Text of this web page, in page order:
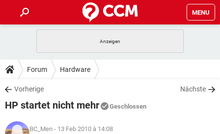
MENU
ANDROID
WINDOWS 10
WHATSAPP TIKTOK
FACEBOOK
TIPPS & TRICKS
SPIELE
WHATSAPP
DOWNLOADS
SPIELE STREAMING
ANDROID
SPIELE
Forum Hardware
Vorherige Nächste
HP startet nicht mehr Geschlossen
BC_Men - 13 Feb 2010 à 14:08